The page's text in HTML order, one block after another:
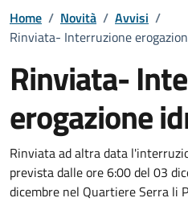
Home / Novità / Avvisi /
Rinviata- Interruzione
Rinviata-
erogazione
Dettagli della
Rinviata ad altra data
prevista dalle ore 6:00 del 03
dicembre nel Quartiere Serra li